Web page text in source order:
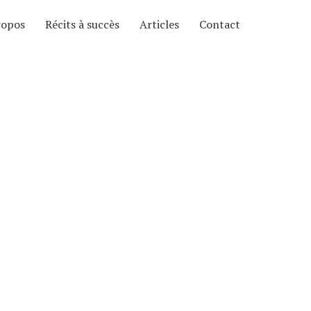
Récits à succès Articles Contact